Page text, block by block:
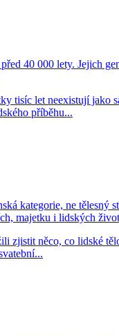
40 000 lety. Jejich
tisíc let neexistují jako
příběhu...
kategorie, ne tělesný
majetku i lidských
zjistit něco, co lidské